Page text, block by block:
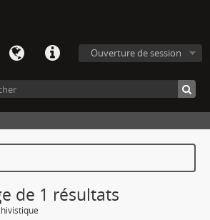
Ouverture de session
de 1 résultats